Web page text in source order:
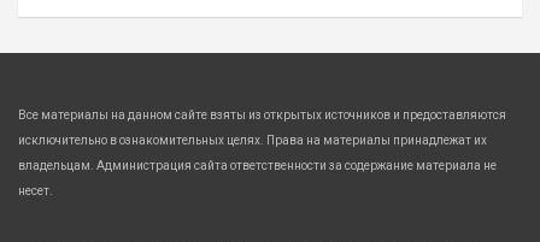
Все материалы на данном сайте взяты из открытых источников и предоставляются
исключительно в ознакомительных целях. Права на материалы принадлежат их
владельцам. Администрация сайта ответственности за содержание материала не
несет.